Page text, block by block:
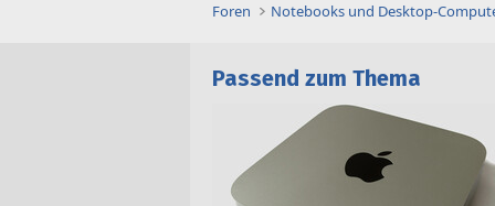
Foren Notebooks und Desktop-
Passend zum Thema